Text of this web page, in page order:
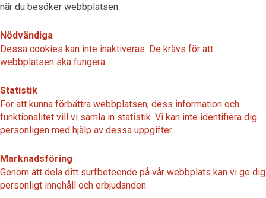
när du besöker webbplatsen.
Nödvändiga
Dessa cookies kan inte inaktiveras. De krävs för att
webbplatsen ska fungera.
Statistik
För att kunna förbättra webbplatsen, dess information och
funktionalitet vill vi samla in statistik. Vi kan inte identifiera dig
personligen med hjälp av dessa uppgifter.
Marknadsföring
Genom att dela ditt surfbeteende på vår webbplats kan vi ge dig
personligt innehåll och erbjudanden.